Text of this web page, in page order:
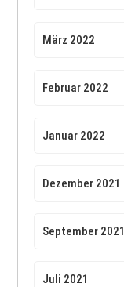
März 2022
Februar 2022
Januar 2022
Dezember 2021
September 2021
Juli 2021